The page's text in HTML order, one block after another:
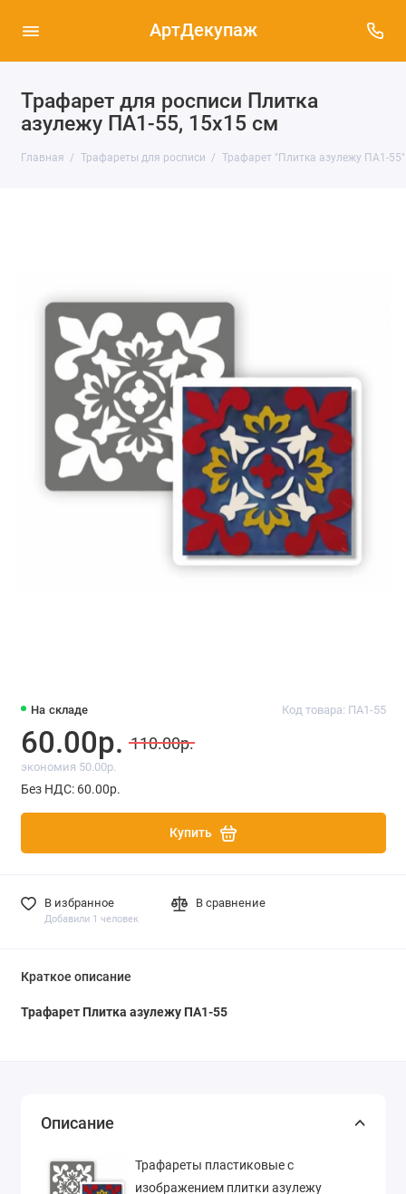
АртДекупаж
Трафарет для росписи Плитка
азулежу ПА1-55, 15х15 см
Главная Трафареты для росписи Трафарет "Плитка азулежу ПА1-
На складе Код товара: ПА1-55
60.00р. 110.00р.
экономия 50.00р.
Без НДС: 60.00р.
Купить
В избранное
Добавили 1 человек
В сравнение
Краткое описание
Трафарет Плитка азулежу ПА1-55
Описание
Трафареты пластиковые с
изображением плитки азулежу